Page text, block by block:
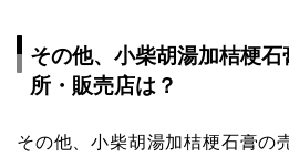
その他、小柴胡湯加桔梗
所・販売店は？
その他、小柴胡湯加桔梗石膏の